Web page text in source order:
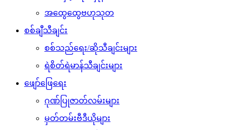
အထွေထွေဗဟုသုတ
စစ်ချီသီချင်း
စစ်သည်ရေး/ဆိုသီချင်းများ
ရဲစိတ်ရဲမာန်သီချင်းများ
ဖျော်ဖြေရေး
ဂုဏ်ပြုဇာတ်လမ်းများ
မှတ်တမ်းဗီဒီယိုများ